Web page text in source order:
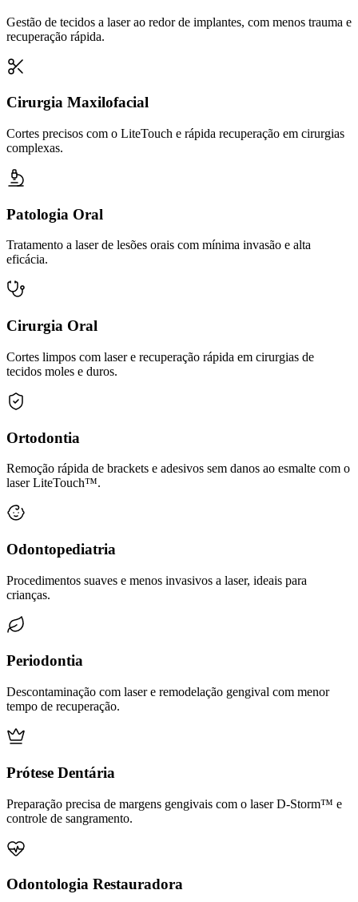
Gestão de tecidos a laser ao redor de implantes, com menos trauma e
recuperação rápida.
Cirurgia Maxilofacial
Cortes precisos com o LiteTouch e rápida recuperação em cirurgias
complexas.
Patologia Oral
Tratamento a laser de lesões orais com mínima invasão e alta
eficácia.
Cirurgia Oral
Cortes limpos com laser e recuperação rápida em cirurgias de
tecidos moles e duros.
Ortodontia
Remoção rápida de brackets e adesivos sem danos ao esmalte com o
laser LiteTouch™.
Odontopediatria
Procedimentos suaves e menos invasivos a laser, ideais para
crianças.
Periodontia
Descontaminação com laser e remodelação gengival com menor
tempo de recuperação.
Prótese Dentária
Preparação precisa de margens gengivais com o laser D-Storm™ e
controle de sangramento.
Odontologia Restauradora